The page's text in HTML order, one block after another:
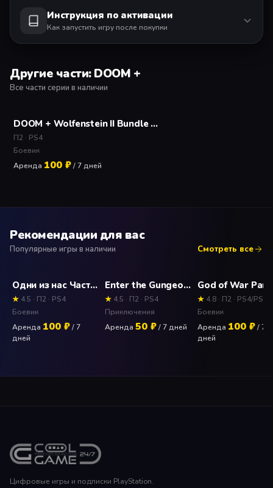
Инструкция по активации
Как запустить игру после покупки
Другие части: DOOM +
Все части серии в наличии
DOOM + Wolfenstein II Bundle Прокат и аренда игры 7 дней
П2 · PS4
Боевик
Аренда 100 ₽/ 7 дней
Рекомендации для вас
Популярные игры в наличии Смотреть все
Одни из нас Часть 2 (The Last of Us) Прокат и аренда игры 7 дней
★ 4.5 · П2 · PS4
Боевик
Аренда 100 ₽/ 7
дней
Enter the Gungeon Прокат и аренда игры 7 дней
★ 4.5 · П2 · PS4
Приключения
Аренда 50 ₽/ 7 дней
★ 4.8 · П2 · PS4/PS5
Боевик
Аренда 100 ₽/ 7
дней
Цифровые игры и подписки PlayStation.